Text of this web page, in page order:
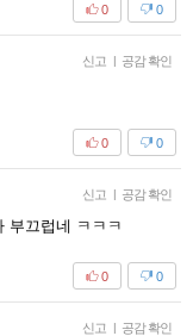
0
0
신고 | 공감 확인
0
0
신고 | 공감 확인
부끄럽네 ㅋㅋㅋ
0
0
신고 | 공감 확인